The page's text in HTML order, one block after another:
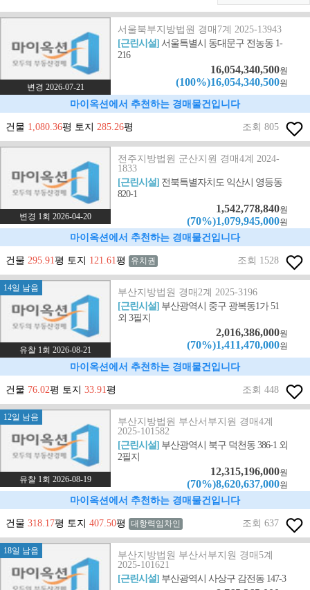
변경 2026-07-21
서울북부지방법원 경매7계 2025-13943
[근린시설]서울특별시 동대문구 전농동 1-
216
16,054,340,500원
(100%)16,054,340,500원
마이옥션에서 추천하는 경매물건입니다
건물 1,080.36평 토지 285.26평 조회 805
변경 1회 2026-04-20
전주지방법원 군산지원 경매4계 2024-
1833
[근린시설] 전북특별자치도 익산시 영등동
820-1
1,542,778,840원
(70%)1,079,945,000원
마이옥션에서 추천하는 경매물건입니다
건물 295.91평 토지 121.61평 유치권 조회 1528
14일 남음
유찰 1회 2026-08-21
부산지방법원 경매2계 2025-3196
[근린시설] 부산광역시 중구 광복동1가 51
외 3필지
2,016,386,000원
(70%)1,411,470,000원
마이옥션에서 추천하는 경매물건입니다
건물 76.02평 토지 33.91평 조회 448
12일 남음
유찰 1회 2026-08-19
부산지방법원 부산서부지원 경매4계
2025-101582
[근린시설] 부산광역시 북구 덕천동 386-1 외
2필지
12,315,196,000원
(70%)8,620,637,000원
마이옥션에서 추천하는 경매물건입니다
건물 318.17평 토지 407.50평 대항력임차인 조회 637
18일 남음
부산지방법원 부산서부지원 경매5계
2025-101621
[근린시설] 부산광역시 사상구 감전동 147-3